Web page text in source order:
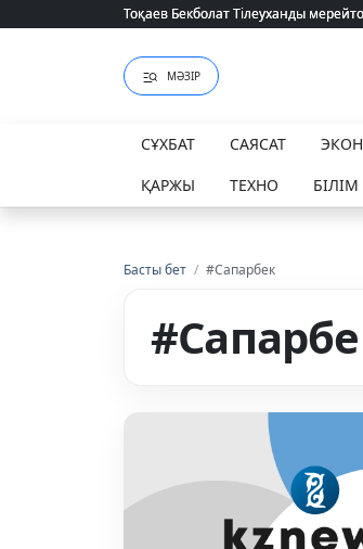
Тоқаев Бекболат Тілеуханды
Тоқаев Бекболат Тілеуханды
МӘЗІР
СҰХБАТ САЯСАТ
ҚАРЖЫ
ТЕХНО БІЛІМ
Басты бет / #Сапарбек